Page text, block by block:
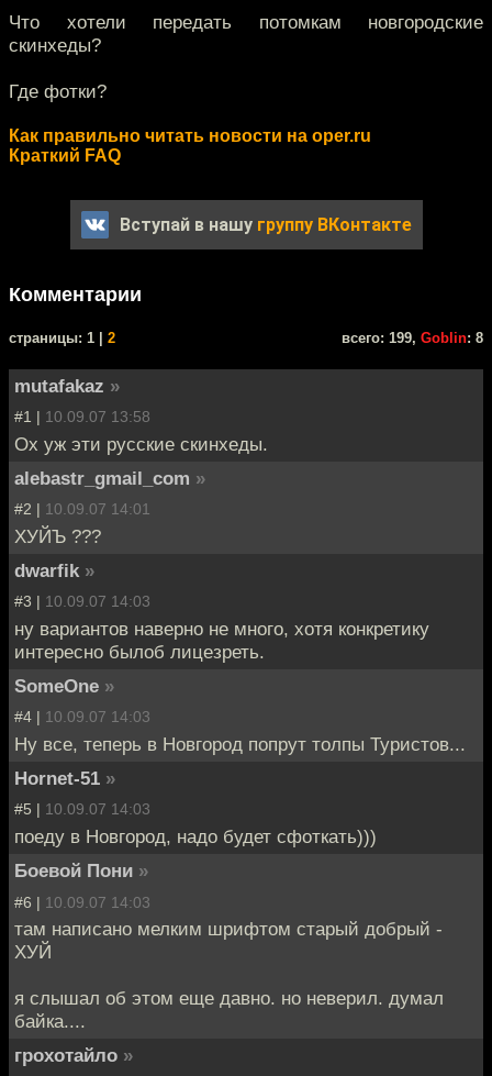
Что хотели передать потомкам новгородские
скинхеды?
Где фотки?
Как правильно читать новости на oper.ru
Краткий FAQ
Вступай в нашу группу ВКонтакте
Комментарии
cтраницы: 1 | 2 всего: 199, Goblin: 8
mutafakaz »
#1 | 10.09.07 13:58
Ох уж эти русские скинхеды.
alebastr_gmail_com »
#2 | 10.09.07 14:01
ХУЙЪ ???
dwarfik »
#3 | 10.09.07 14:03
ну вариантов наверно не много, хотя конкретику
интересно былоб лицезреть.
SomeOne »
#4 | 10.09.07 14:03
Ну все, теперь в Новгород попрут толпы Туристов...
Hornet-51 »
#5 | 10.09.07 14:03
поеду в Новгород, надо будет сфоткать)))
Боевой Пони »
#6 | 10.09.07 14:03
там написано мелким шрифтом старый добрый -
ХУЙ
я слышал об этом еще давно. но неверил. думал
байка....
грохотайло »